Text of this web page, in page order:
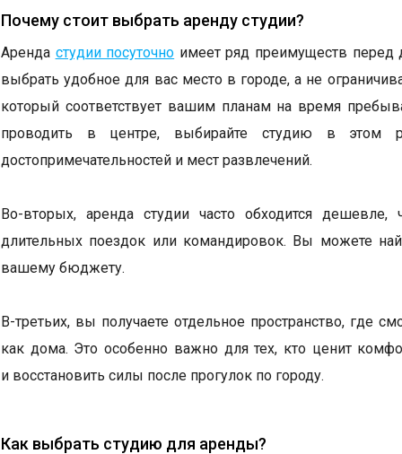
Почему стоит выбрать аренду студии?
Аренда студии посуточно имеет ряд преимуществ перед
выбрать удобное для вас место в городе, а не
который соответствует вашим планам на время
проводить в центре, выбирайте студию в этом
достопримечательностей и мест развлечений.
Во-вторых, аренда студии часто обходится
длительных поездок или командировок. Вы можете
вашему бюджету.
В-третьих, вы получаете отдельное пространство, где
как дома. Это особенно важно для тех, кто ценит
и восстановить силы после прогулок по городу.
Как выбрать студию для аренды?